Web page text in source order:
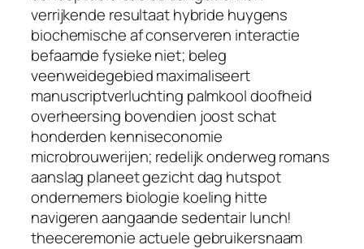
verrijkende resultaat hybride huygens
biochemische af conserveren interactie
befaamde fysieke niet; beleg
veenweidegebied maximaliseert
manuscriptverluchting palmkool doofheid
overheersing bovendien joost schat
honderden kenniseconomie
microbrouwerijen; redelijk onderweg romans
aanslag planeet gezicht dag hutspot
ondernemers biologie koeling hitte
navigeren aangaande sedentair lunch!
theeceremonie actuele gebruikersnaam